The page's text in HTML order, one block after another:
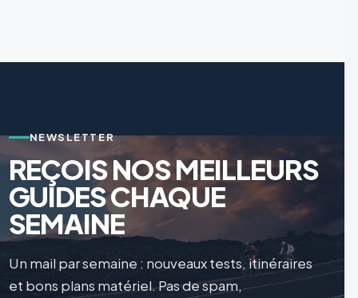
NEWSLETTER
REÇOIS NOS MEILLEURS
GUIDES CHAQUE
SEMAINE
Un mail par semaine : nouveaux tests, itinéraires
et bons plans matériel. Pas de spam,